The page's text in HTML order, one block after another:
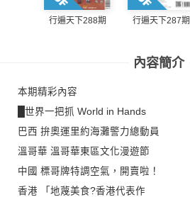
行遍天下288期 行遍天下287期
內容簡介
本期精彩內容
█世界一把抓 World in Hands
巴西 拚奧運里約海灘警力總動員
溫哥華 溫哥華東區文化漫遊節
中國 標哥牌特調空氣，開賣啦！
香港 「地蔑美食?香港代表作